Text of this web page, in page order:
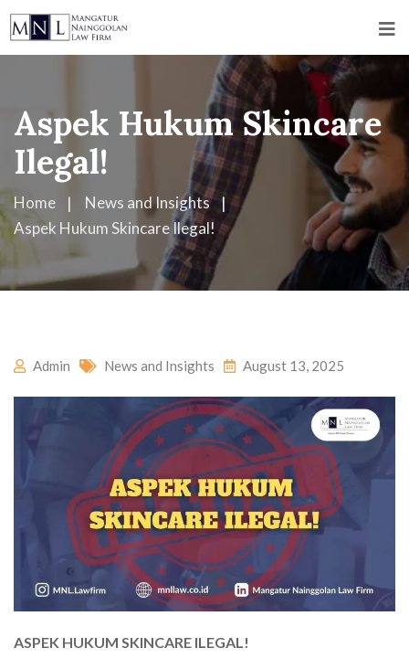
Aspek Hukum Skincare
Ilegal!
Home
News and Insights
Aspek Hukum Skincare Ilegal!
Admin News and Insights August 13, 2025
ASPEK HUKUM SKINCARE ILEGAL!